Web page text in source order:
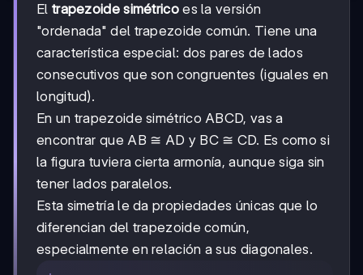
El trapezoide simétricoes la versión
"ordenada" del trapezoide común. Tiene una
característica especial: dos pares de lados
consecutivos que son congruentes (iguales en
longitud).
En un trapezoide simétrico ABCD, vas a
encontrar que AB ≅ AD y BC ≅ CD. Es como si
la figura tuviera cierta armonía, aunque siga sin
tener lados paralelos.
Esta simetría le da propiedades únicas que lo
diferencian del trapezoide común,
especialmente en relación a sus diagonales.